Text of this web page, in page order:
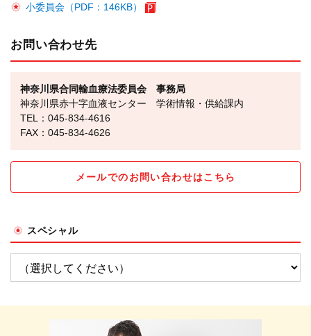
小委員会（PDF：146KB）
お問い合わせ先
神奈川県合同輸血療法委員会 事務局
神奈川県赤十字血液センター 学術情報・供給課内
TEL：045-834-4616
FAX：045-834-4626
メールでのお問い合わせはこちら
スペシャル